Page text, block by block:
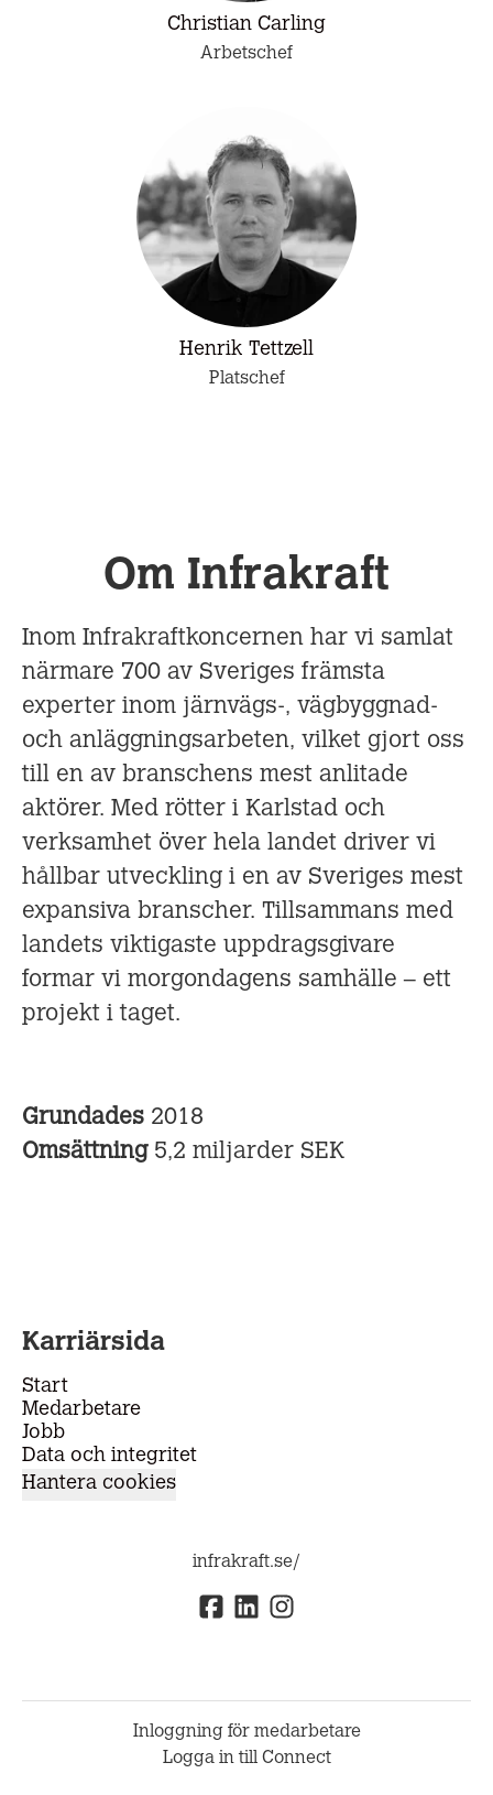
Christian Carling
Arbetschef
Henrik Tettzell
Platschef
Om Infrakraft
Inom Infrakraftkoncernen har vi samlat
närmare 700 av Sveriges främsta
experter inom järnvägs-, vägbyggnad-
och anläggningsarbeten, vilket gjort oss
till en av branschens mest anlitade
aktörer. Med rötter i Karlstad och
verksamhet över hela landet driver vi
hållbar utveckling i en av Sveriges mest
expansiva branscher. Tillsammans med
landets viktigaste uppdragsgivare
formar vi morgondagens samhälle – ett
projekt i taget.
Grundades 2018
Omsättning 5,2 miljarder SEK
Karriärsida
Start
Medarbetare
Jobb
Data och integritet
Hantera cookies
infrakraft.se/
Inloggning för medarbetare
Logga in till Connect